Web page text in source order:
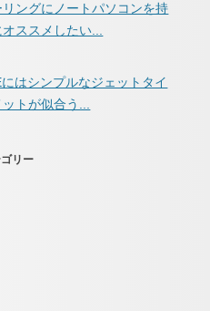
ングにノートパソコンを持
ススメしたい...
はシンプルなジェットタイ
トが似合う...
リー